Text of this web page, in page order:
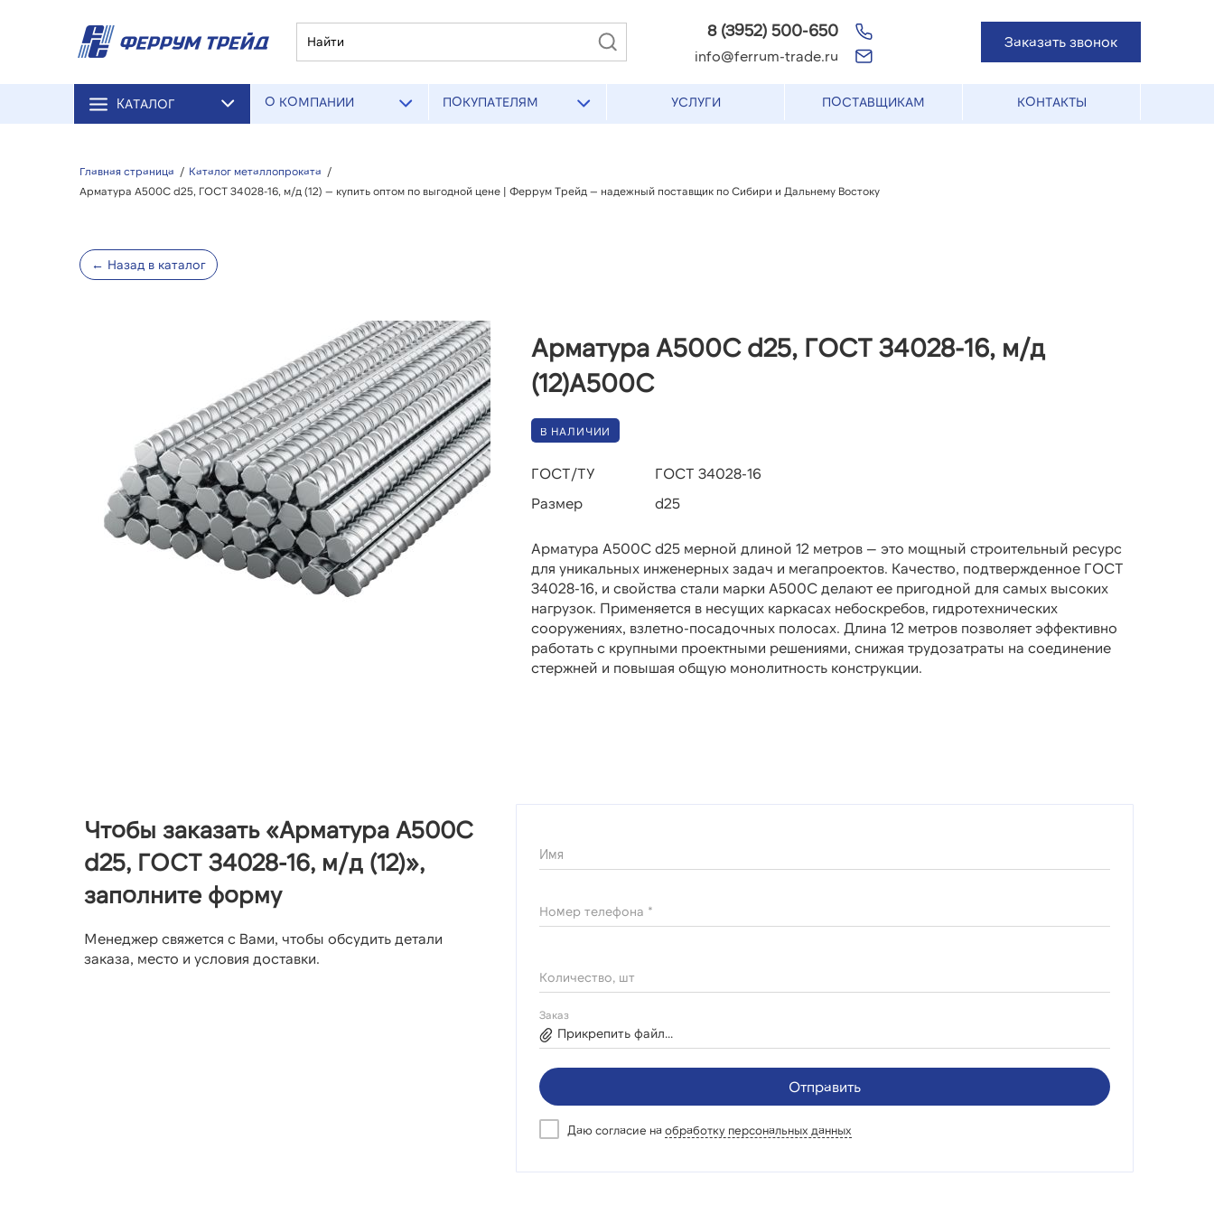
8 (3952) 500-650
info@ferrum-trade.ru
Заказать звонок
КАТАЛОГ О КОМПАНИИ ПОКУПАТЕЛЯМ УСЛУГИ ПОСТАВЩИКАМ КОНТАКТЫ
Главная страница / Каталог металлопроката /
Арматура А500С d25, ГОСТ 34028-16, м/д (12) — купить оптом по выгодной цене | Феррум Трейд — надежный поставщик по Сибири и Дальнему Востоку
← Назад в каталог
Арматура А500С d25, ГОСТ 34028-16, м/д
(12)А500С
В НАЛИЧИИ
ГОСТ/ТУ
ГОСТ 34028-16
Размер
d25
Арматура А500С d25 мерной длиной 12 метров — это мощный строительный ресурс
для уникальных инженерных задач и мегапроектов. Качество, подтвержденное ГОСТ
34028-16, и свойства стали марки А500С делают ее пригодной для самых высоких
нагрузок. Применяется в несущих каркасах небоскребов, гидротехнических
сооружениях, взлетно-посадочных полосах. Длина 12 метров позволяет эффективно
работать с крупными проектными решениями, снижая трудозатраты на соединение
стержней и повышая общую монолитность конструкции.
Чтобы заказать «Арматура А500С
d25, ГОСТ 34028-16, м/д (12)»,
заполните форму
Менеджер свяжется с Вами, чтобы обсудить детали
заказа, место и условия доставки.
Имя
Номер телефона *
Количество, шт
Заказ
Прикрепить файл...
Отправить
Даю согласие на обработку персональных данных